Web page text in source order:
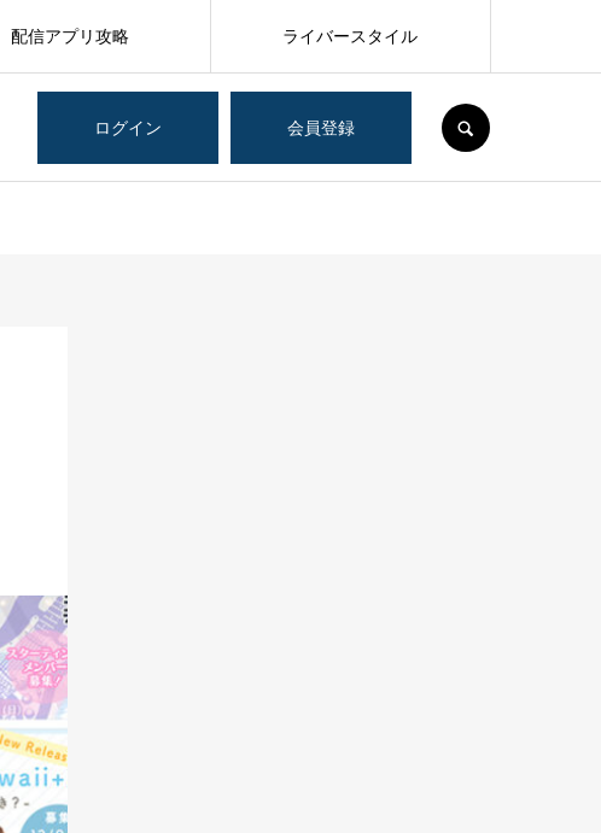
ログイン 会員登録
配信アプリ攻略 ライバースタイル